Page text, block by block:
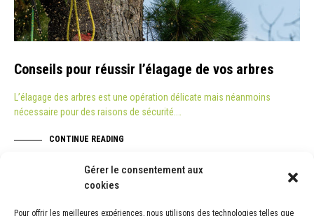
Gérer le consentement aux
cookies
Pour offrir les meilleures expériences, nous utilisons des technologies telles que
Conseils pour réussir l’élagage de vos arbres
L’élagage des arbres est une opération délicate mais néanmoins
nécessaire pour des raisons de sécurité.…
CONTINUE READING
04